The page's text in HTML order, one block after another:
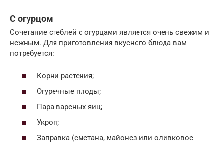
С огурцом
Сочетание стеблей с огурцами является очень свежим и
нежным. Для приготовления вкусного блюда вам
потребуется:
Корни растения;
Огуречные плоды;
Пара вареных яиц;
Укроп;
Заправка (сметана, майонез или оливковое